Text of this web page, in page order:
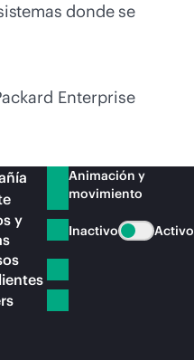
donde se
Enterprise
y
Animación y
movimiento
Inactivo Activo